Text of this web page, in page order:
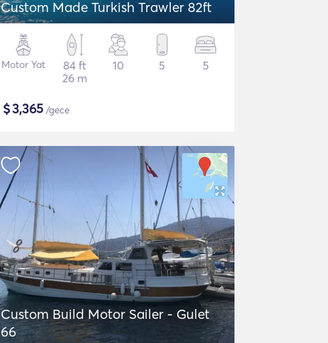
Custom Made Turkish Trawler 82ft
Motor Yat
84 ft
26 m
10 5 5
$3,365 /gece
Custom Build Motor Sailer - Gulet
66